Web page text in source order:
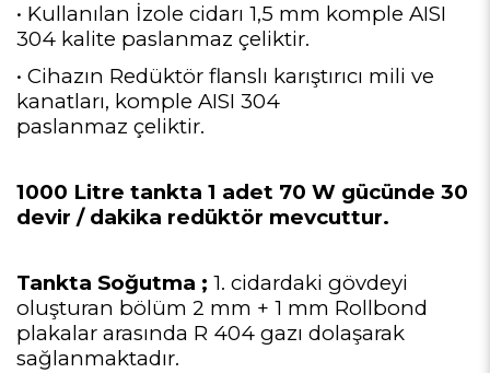
• Kullanılan İzole cidarı 1,5 mm komple AISI
304 kalite paslanmaz çeliktir.
• Cihazın Redüktör flanslı karıştırıcı mili ve
kanatları, komple AISI 304
paslanmaz çeliktir.
1000 Litre tankta 1 adet 70 W gücünde 30
devir / dakika redüktör mevcuttur.
Tankta Soğutma ; 1. cidardaki gövdeyi
oluşturan bölüm 2 mm + 1 mm Rollbond
plakalar arasında R 404 gazı dolaşarak
sağlanmaktadır.